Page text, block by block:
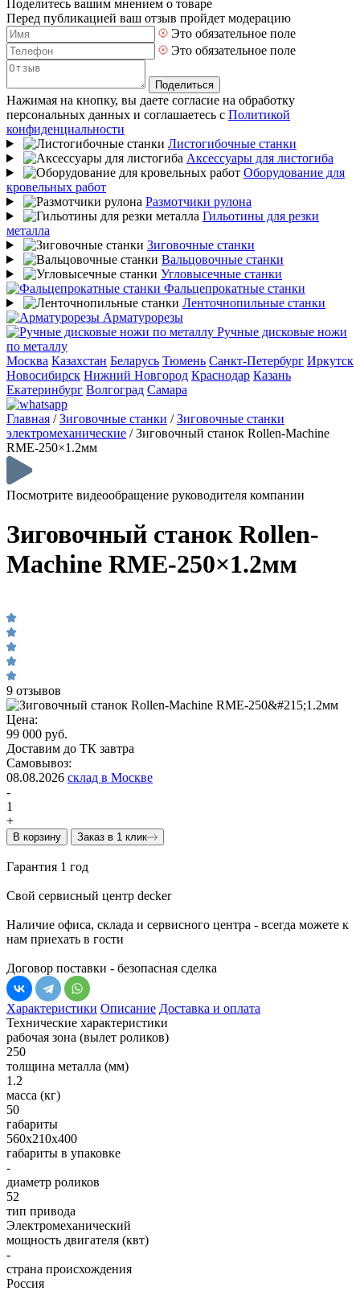
Поделитесь вашим мнением о товаре
Перед публикацией ваш отзыв пройдет модерацию
Это обязательное поле
Это обязательное поле
Поделиться
Нажимая на кнопку, вы даете согласие на обработку
персональных данных и соглашаетесь с Политикой
конфиденциальности
Листогибочные станки
Аксессуары для листогиба
Оборудование для
кровельных работ
Размотчики рулона
Гильотины для резки
металла
Зиговочные станки
Вальцовочные станки
Угловысечные станки
Фальцепрокатные станки
Ленточнопильные станки
Арматурорезы
Ручные дисковые ножи
по металлу
Москва Казахстан Беларусь Тюмень Санкт-Петербург Иркутск
Новосибирск Нижний Новгород Краснодар Казань
Екатеринбург Волгоград Самара
Главная /Зиговочные станки /Зиговочные станки
электромеханические /Зиговочный станок Rollen-Machine
RME-250×1.2мм
Посмотрите видеообращение руководителя компании
Зиговочный станок Rollen-
Machine RME-250×1.2мм
9 отзывов
Цена:
99 000 руб.
Доставим до ТК завтра
Самовывоз:
08.08.2026 склад в Москве
-
1
+
В корзину Заказ в 1 клик
Гарантия 1 год
Свой сервисный центр decker
Наличие офиса, склада и сервисного центра - всегда можете к
нам приехать в гости
Договор поставки - безопасная сделка
Характеристики Описание Доставка и оплата
Технические характеристики
рабочая зона (вылет роликов)
250
толщина металла (мм)
1.2
масса (кг)
50
габариты
560х210х400
габариты в упаковке
-
диаметр роликов
52
тип привода
Электромеханический
мощность двигателя (квт)
-
страна происхождения
Россия